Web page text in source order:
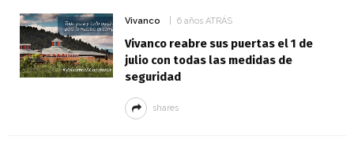
Vivanco 6 años ATRÁS
Vivanco reabre sus puertas el 1 de
julio con todas las medidas de
seguridad
shares